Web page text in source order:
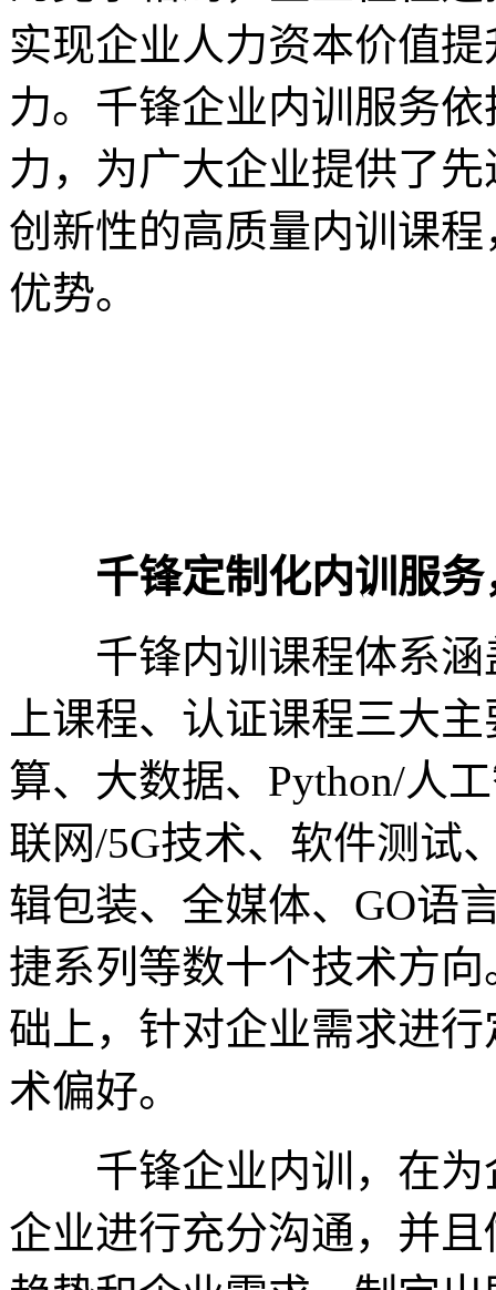
实现企业人力资本价值
力。千锋企业内训服务
力，为广大企业提供了
创新性的高质量内训课
优势。
千锋定制化内训服务
千锋内训课程体系涵
上课程、认证课程三大
算、大数据、Python/人
联网/5G技术、软件测试
辑包装、全媒体、GO语
捷系列等数十个技术方
础上，针对企业需求进
术偏好。
千锋企业内训，在为
企业进行充分沟通，并